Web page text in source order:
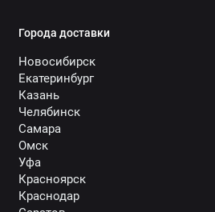
Города доставки
Новосибирск
Екатеринбург
Казань
Челябинск
Самара
Омск
Уфа
Красноярск
Краснодар